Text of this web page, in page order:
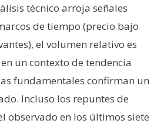
técnico arroja señales
de tiempo (precio bajo
el volumen relativo es
un contexto de tendencia
fundamentales confirman un
Incluso los repuntes de
observado en los últimos siete